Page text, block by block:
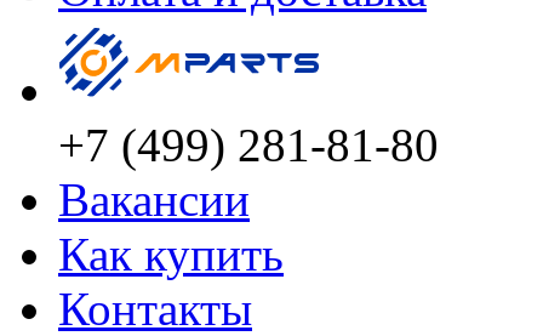
+7 (499) 281-81-80
Вакансии
Как купить
Контакты